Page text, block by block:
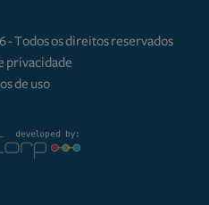
- Todos os direitos reservados
privacidade
de uso